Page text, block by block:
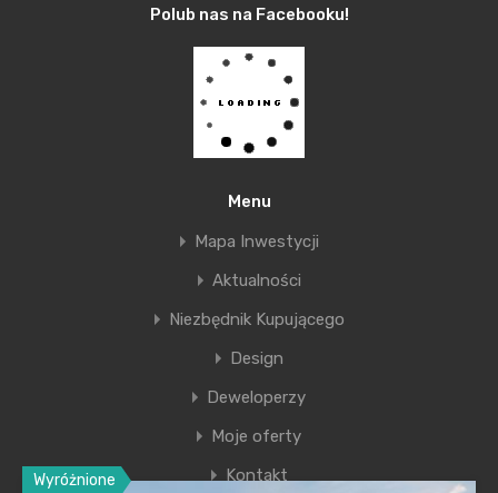
DOM-BUD M.
Szaflarski
By
Posted in Onlut 18, 2019
Wyróżnione
Polub nas na Facebooku!
Menu
Mapa Inwestycji
Aktualności
Niezbędnik Kupującego
Design
Deweloperzy
Moje oferty
Kontakt